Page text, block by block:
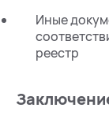
Иные
реестр